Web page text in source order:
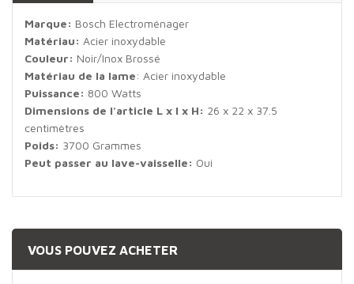
Marque: Bosch Electroménager
Matériau: Acier inoxydable
Couleur: Noir/Inox Brossé
Matériau de la lame: Acier inoxydable
Puissance: 800 Watts
Dimensions de l'article L x l x H: 26 x 22 x 37.5
centimètres
Poids: 3700 Grammes
Peut passer au lave-vaisselle: Oui
VOUS POUVEZ ACHETER